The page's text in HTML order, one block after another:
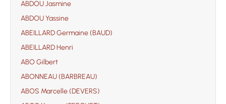
ABDOU Jasmine
ABDOU Yassine
ABEILLARD Germaine (BAUD)
ABEILLARD Henri
ABO Gilbert
ABONNEAU (BARBREAU)
ABOS Marcelle (DEVERS)